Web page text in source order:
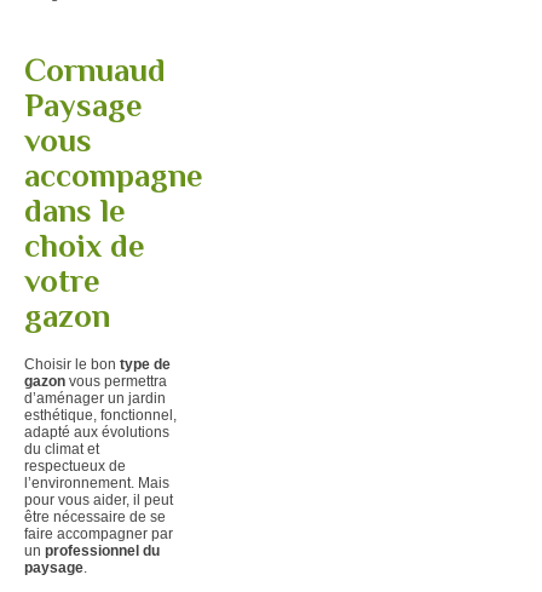
Cornuaud
Paysage
vous
accompagne
dans le
choix de
votre
gazon
Choisir le bon type de
gazon vous permettra
d’aménager un jardin
esthétique, fonctionnel,
adapté aux évolutions
du climat et
respectueux de
l’environnement. Mais
pour vous aider, il peut
être nécessaire de se
faire accompagner par
un professionnel du
paysage.